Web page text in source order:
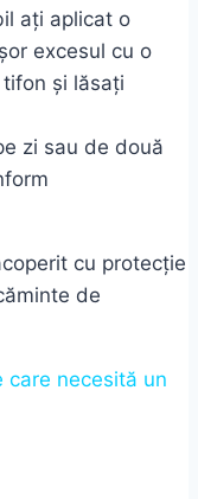
ați aplicat o
excesul cu o
și lăsați
zi sau de două
cu protecție
de
care necesită un